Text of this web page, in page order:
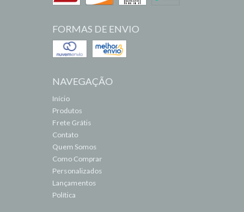
FORMAS DE ENVIO
NAVEGAÇÃO
Início
Produtos
Frete Grátis
Contato
Quem Somos
Como Comprar
Personalizados
Lançamentos
Política